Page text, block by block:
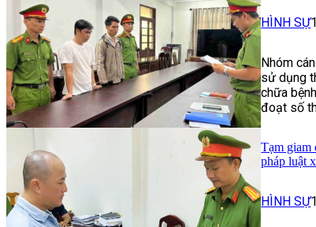
HÌNH SỰ
Nhóm
sử dụng
chữa
đoạt số
Tạm giam
pháp luật
HÌNH SỰ